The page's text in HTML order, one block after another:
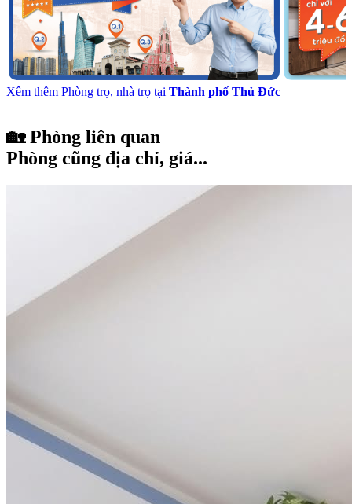
Xêm thêm Phòng trọ, nhà trọ tại Thành phố Thủ Đức
🏡 Phòng liên quan
Phòng cũng địa chỉ, giá...